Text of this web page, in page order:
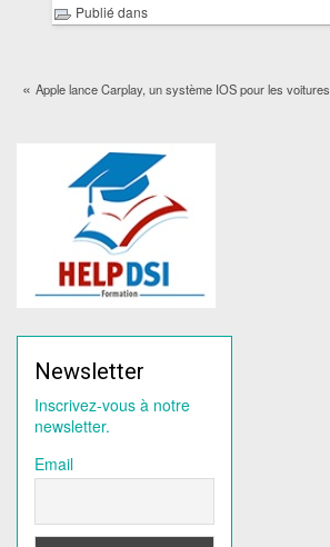
Publié dans
« Apple lance Carplay, un système IOS pour les voitures
Newsletter
Inscrivez-vous à notre
newsletter.
Email